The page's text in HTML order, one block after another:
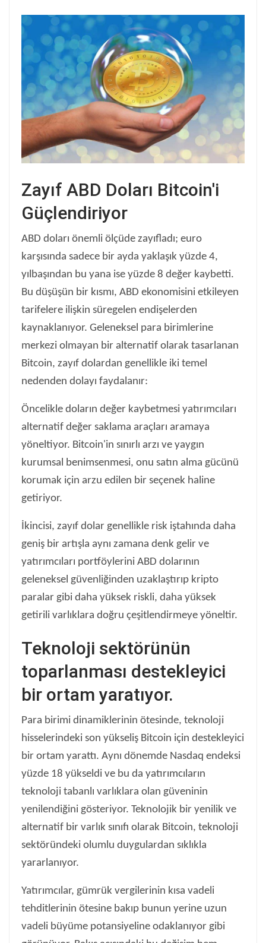
Zayıf ABD Doları Bitcoin'i
Güçlendiriyor
ABD doları önemli ölçüde zayıfladı; euro
karşısında sadece bir ayda yaklaşık yüzde 4,
yılbaşından bu yana ise yüzde 8 değer kaybetti.
Bu düşüşün bir kısmı, ABD ekonomisini etkileyen
tarifelere ilişkin süregelen endişelerden
kaynaklanıyor. Geleneksel para birimlerine
merkezi olmayan bir alternatif olarak tasarlanan
Bitcoin, zayıf dolardan genellikle iki temel
nedenden dolayı faydalanır:
Öncelikle doların değer kaybetmesi yatırımcıları
alternatif değer saklama araçları aramaya
yöneltiyor. Bitcoin'in sınırlı arzı ve yaygın
kurumsal benimsenmesi, onu satın alma gücünü
korumak için arzu edilen bir seçenek haline
getiriyor.
İkincisi, zayıf dolar genellikle risk iştahında daha
geniş bir artışla aynı zamana denk gelir ve
yatırımcıları portföylerini ABD dolarının
geleneksel güvenliğinden uzaklaştırıp kripto
paralar gibi daha yüksek riskli, daha yüksek
getirili varlıklara doğru çeşitlendirmeye yöneltir.
Teknoloji sektörünün
toparlanması destekleyici
bir ortam yaratıyor.
Para birimi dinamiklerinin ötesinde, teknoloji
hisselerindeki son yükseliş Bitcoin için destekleyici
bir ortam yarattı. Aynı dönemde Nasdaq endeksi
yüzde 18 yükseldi ve bu da yatırımcıların
teknoloji tabanlı varlıklara olan güveninin
yenilendiğini gösteriyor. Teknolojik bir yenilik ve
alternatif bir varlık sınıfı olarak Bitcoin, teknoloji
sektöründeki olumlu duygulardan sıklıkla
yararlanıyor.
Yatırımcılar, gümrük vergilerinin kısa vadeli
tehditlerinin ötesine bakıp bunun yerine uzun
vadeli büyüme potansiyeline odaklanıyor gibi